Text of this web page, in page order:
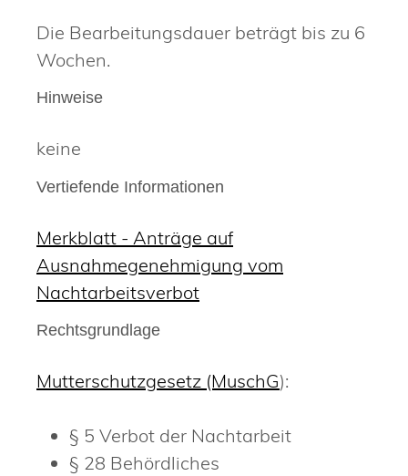
Die Bearbeitungsdauer beträgt bis zu 6
Wochen.
Hinweise
keine
Vertiefende Informationen
Merkblatt - Anträge auf
Ausnahmegenehmigung vom
Nachtarbeitsverbot
Rechtsgrundlage
Mutterschutzgesetz (MuschG):
§ 5 Verbot der Nachtarbeit
§ 28 Behördliches